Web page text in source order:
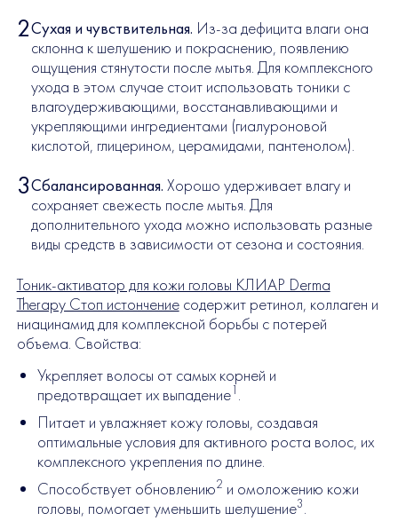
Сухая и чувствительная. Из-за дефицита влаги она
склонна к шелушению и покраснению, появлению
ощущения стянутости после мытья. Для комплексного
ухода в этом случае стоит использовать тоники с
влагоудерживающими, восстанавливающими и
укрепляющими ингредиентами (гиалуроновой
кислотой, глицерином, церамидами, пантенолом).
Сбалансированная. Хорошо удерживает влагу и
сохраняет свежесть после мытья. Для
дополнительного ухода можно использовать разные
виды средств в зависимости от сезона и состояния.
Тоник-активатор для кожи головы КЛИАР Derma
Therapy Стоп истончениесодержит ретинол, коллаген и
ниацинамид для комплексной борьбы с потерей
объема. Свойства:
Укрепляет волосы от самых корней и
предотвращает их выпадение1.
Питает и увлажняет кожу головы, создавая
оптимальные условия для активного роста волос, их
комплексного укрепления по длине.
Способствует обновлению2 и омоложению кожи
головы, помогает уменьшить шелушение3.